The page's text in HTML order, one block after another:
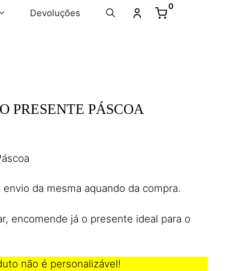
0
Devoluções
PRESENTE PÁSCOA
da mesma aquando da compra.
encomende já o presente ideal para o
não é personalizável!